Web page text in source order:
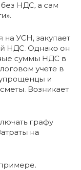
НДС, а сам
на УСН, закупает
НДС. Однако он
суммы НДС в
учете в
и
Возникает
графу
на